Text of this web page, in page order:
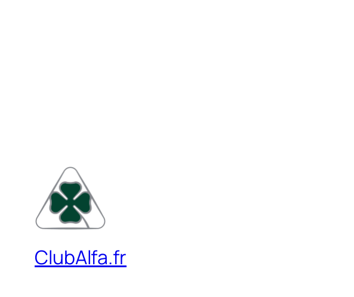
ClubAlfa.fr